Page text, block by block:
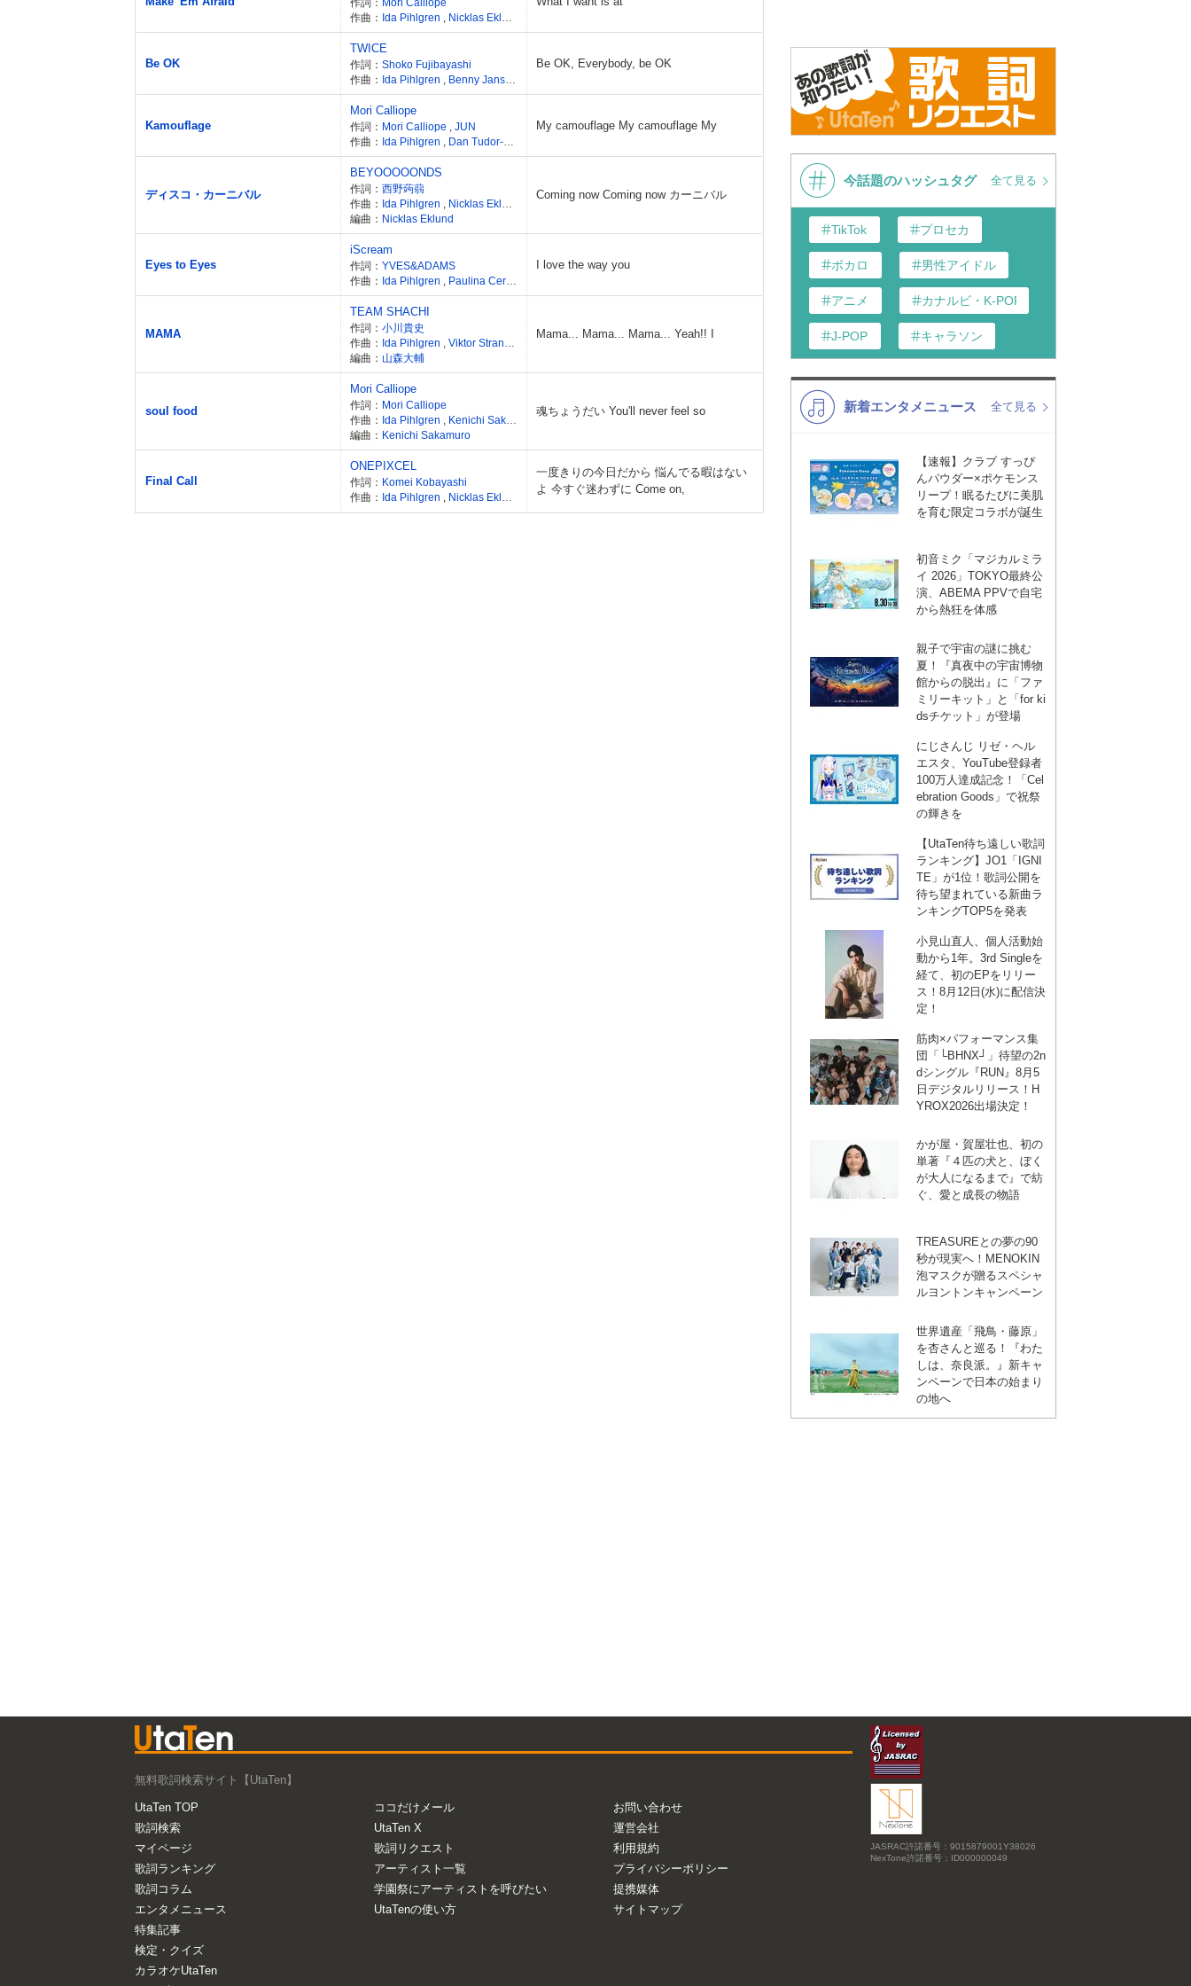
作曲： Ida Pihlgren Nicklas Eklund ,
Be OK
TWICE
作詞： Shoko Fujibayashi
作曲： Ida Pihlgren Benny Jansson
Be OK, Everybody, be OK
Kamouflage
Mori Calliope
作詞： Mori Calliope
JUN
作曲： Ida Pihlgren Dan Tudor-Price
My camouflage My camouflage My
ディスコ・カーニバル
BEYOOOOONDS
作詞： 西野蒟蒻
作曲： Ida Pihlgren Nicklas Eklund , Shun Kusakawa
編曲： Nicklas Eklund
Coming now Coming now カーニバル
Eyes to Eyes
iScream
作詞： YVES&ADAMS
作曲： Ida Pihlgren Paulina Cerrilla ,
I love the way you
MAMA
TEAM SHACHI
作詞： 小川貴史
作曲： Ida Pihlgren Viktor Strand Chantal Richardson
編曲： 山森大輔
Mama... Mama... Mama... Yeah!! I
soul food
Mori Calliope
作詞： Mori Calliope
作曲： Ida Pihlgren
Kenichi Sakamuro
編曲： Kenichi Sakamuro
魂ちょうだい You'll never feel so
Final Call
ONEPIXCEL
作詞： Komei Kobayashi
作曲： Ida Pihlgren Nicklas Eklund
一度きりの今日だから 悩んでる暇はない
よ 今すぐ迷わずに Come on,
今話題のハッシュタグ 全て見る
TikTok プロセカ
ボカロ 男性アイドル
アニメ カナルビ・K-POP和訳
J-POP キャラソン
K-POP 演歌・歌謡
VTuber ディズニー
新着エンタメニュース 全て見る
【速報】クラブ すっぴ
んパウダー×ポケモンス
リープ！眠るたびに美肌
を育む限定コラボが誕生
初音ミク「マジカルミラ
イ 2026」TOKYO最終公
演、ABEMA PPVで自宅
から熱狂を体感
親子で宇宙の謎に挑む
夏！『真夜中の宇宙博物
館からの脱出』に「ファ
ミリーキット」と「for ki
dsチケット」が登場
にじさんじ リゼ・ヘル
エスタ、YouTube登録者
100万人達成記念！「Cel
ebration Goods」で祝祭
の輝きを
【UtaTen待ち遠しい歌詞
ランキング】JO1「IGNI
TE」が1位！歌詞公開を
待ち望まれている新曲ラ
ンキングTOP5を発表
小見山直人、個人活動始
動から1年。3rd Singleを
経て、初のEPをリリー
ス！8月12日(水)に配信決
定！
筋肉×パフォーマンス集
団「└BHNX┘」待望の2n
dシングル『RUN』8月5
日デジタルリリース！H
YROX2026出場決定！
かが屋・賀屋壮也、初の
単著『４匹の犬と、ぼく
が大人になるまで』で紡
ぐ、愛と成長の物語
TREASUREとの夢の90
秒が現実へ！MENOKIN
泡マスクが贈るスペシャ
ルヨントンキャンペーン
世界遺産「飛鳥・藤原」
を杏さんと巡る！『わた
しは、奈良派。』新キャ
ンペーンで日本の始まり
の地へ
無料歌詞検索サイト【UtaTen】
UtaTen TOP
歌詞検索
マイページ
歌詞ランキング
歌詞コラム
エンタメニュース
特集記事
検定・クイズ
カラオケUtaTen
ココだけメール
UtaTen X
歌詞リクエスト
アーティスト一覧
学園祭にアーティストを呼びたい
UtaTenの使い方
お問い合わせ
運営会社
利用規約
プライバシーポリシー
提携媒体
サイトマップ
JASRAC許諾番号：9015879001Y38026
NexTone許諾番号：ID000000049